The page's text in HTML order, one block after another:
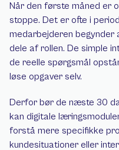
Når den første måned er
stoppe. Det er ofte i
medarbejderen begynder
dele af rollen. De simple
de reelle spørgsmål
løse opgaver selv.
Derfor bør de næste 30
kan digitale
forstå mere specifikke
kundesituationer eller